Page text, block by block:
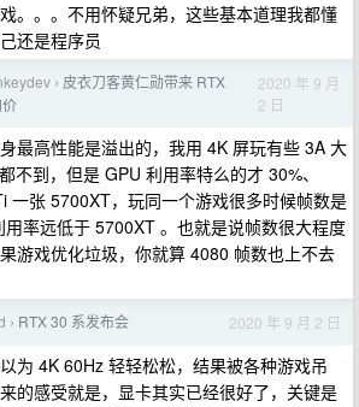
。。。不用怀疑兄弟，这些基本道理我都懂
还是程序员
› 皮衣刀客黄仁勋带来 RTX
2020 年 9 月
2 日
最高性能是溢出的，我用 4K 屏玩有些 3A 大
不到，但是 GPU 利用率特么的才 30%、
一张 5700XT，玩同一个游戏很多时候帧数是
率远低于 5700XT 。也就是说帧数很大程度
游戏优化垃圾，你就算 4080 帧数也上不去
› RTX 30 系发布会 2020 年 9 月 2 日
为 4K 60Hz 轻轻松松，结果被各种游戏吊
的感受就是，显卡其实已经很好了，关键是